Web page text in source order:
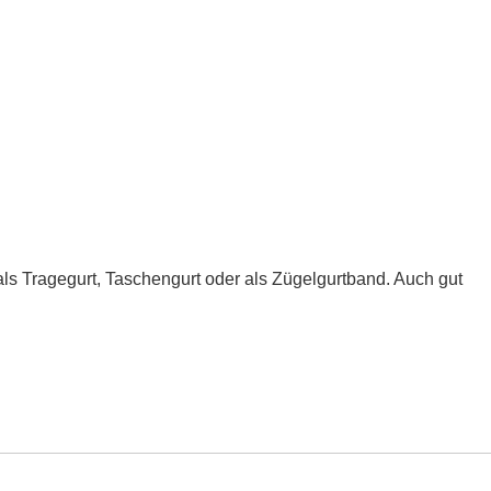
Tragegurt, Taschengurt oder als Zügelgurtband. Auch gut